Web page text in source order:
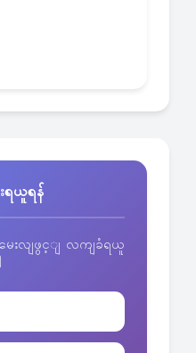
ယူရန်
မေးလျဖွင့ျ လကျခံရယူ